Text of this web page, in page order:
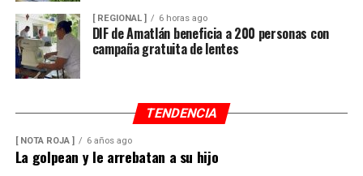
[ REGIONAL ] 6 horas ago
DIF de Amatlán beneficia a 200 personas con
campaña gratuita de lentes
TENDENCIA
[ NOTA ROJA ] 6 años ago
La golpean y le arrebatan a su hijo